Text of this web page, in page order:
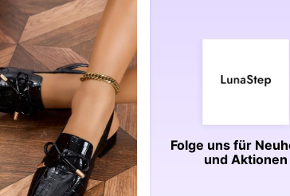
Folge uns für
und Aktionen